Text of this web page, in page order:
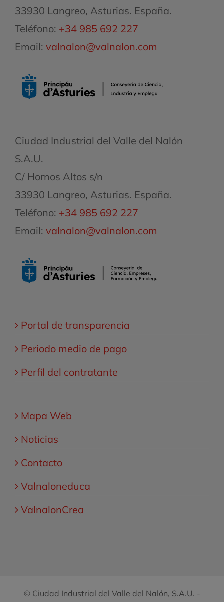
33930 Langreo, Asturias. España.
Teléfono: +34 985 692 227
Email: valnalon@valnalon.com
Ciudad Industrial del Valle del Nalón
S.A.U.
C/ Hornos Altos s/n
33930 Langreo, Asturias. España.
Teléfono: +34 985 692 227
Email: valnalon@valnalon.com
Portal de transparencia
Periodo medio de pago
Perfil del contratante
Mapa Web
Noticias
Contacto
Valnaloneduca
ValnalonCrea
© Ciudad Industrial del Valle del Nalón, S.A.U. -